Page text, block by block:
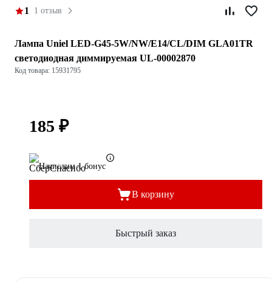
1 1 отзыв
Лампа Uniel LED-G45-5W/NW/E14/CL/DIM GLA01TR
светодиодная диммируемая UL-00002870
Код товара: 15931795
185 ₽
Начислим 1 бонус
В корзину
Быстрый заказ